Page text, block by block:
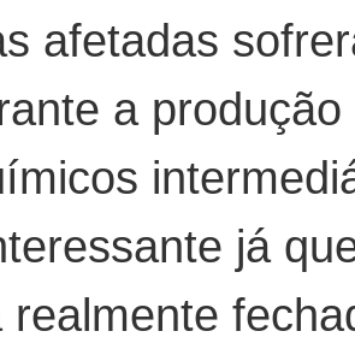
afetadas
a produção
já